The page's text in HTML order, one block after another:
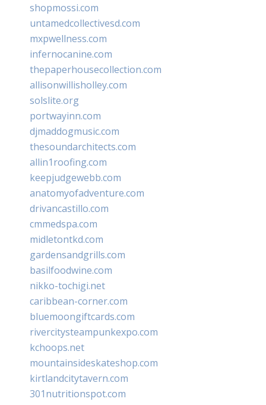
shopmossi.com
untamedcollectivesd.com
mxpwellness.com
infernocanine.com
thepaperhousecollection.com
allisonwillisholley.com
solslite.org
portwayinn.com
djmaddogmusic.com
thesoundarchitects.com
allin1roofing.com
keepjudgewebb.com
anatomyofadventure.com
drivancastillo.com
cmmedspa.com
midletontkd.com
gardensandgrills.com
basilfoodwine.com
nikko-tochigi.net
caribbean-corner.com
bluemoongiftcards.com
rivercitysteampunkexpo.com
kchoops.net
mountainsideskateshop.com
kirtlandcitytavern.com
301nutritionspot.com